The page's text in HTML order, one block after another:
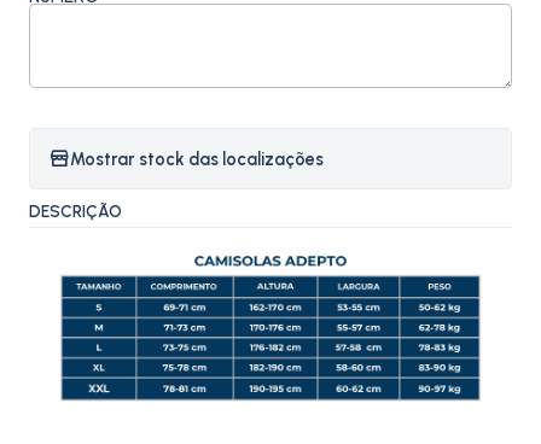
Mostrar stock das localizações
DESCRIÇÃO